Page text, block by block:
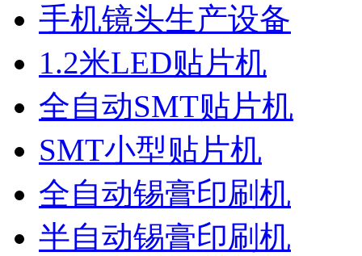
手机镜头生产设备
1.2米LED贴片机
全自动SMT贴片机
SMT小型贴片机
全自动锡膏印刷机
半自动锡膏印刷机